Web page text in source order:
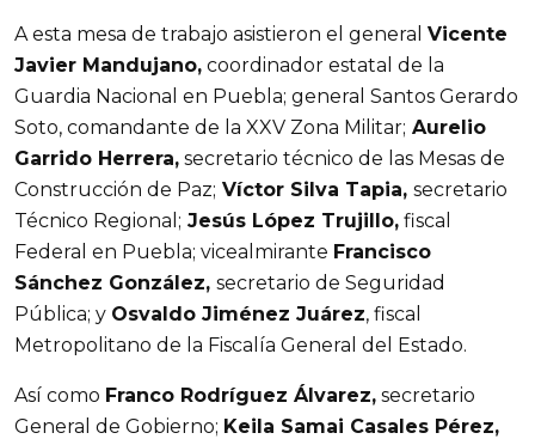
A esta mesa de trabajo asistieron el general Vicente
Javier Mandujano, coordinador estatal de la
Guardia Nacional en Puebla; general Santos Gerardo
Soto, comandante de la XXV Zona Militar; Aurelio
Garrido Herrera, secretario técnico de las Mesas de
Construcción de Paz; Víctor Silva Tapia, secretario
Técnico Regional; Jesús López Trujillo, fiscal
Federal en Puebla; vicealmirante Francisco
Sánchez González, secretario de Seguridad
Pública; y Osvaldo Jiménez Juárez, fiscal
Metropolitano de la Fiscalía General del Estado.
Así como Franco Rodríguez Álvarez, secretario
General de Gobierno; Keila Samai Casales Pérez,